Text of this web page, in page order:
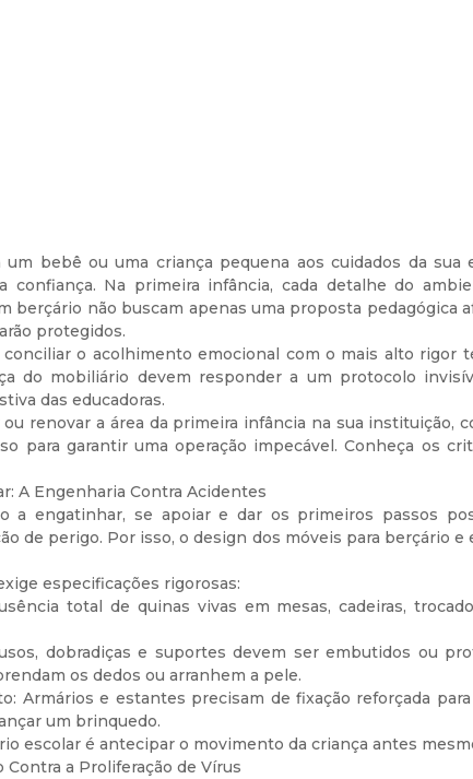
bebê ou uma criança pequena aos cuidados da sua
confiança. Na primeira infância, cada detalhe do
berçário não buscam apenas uma proposta pedagógica
protegidos.
o acolhimento emocional com o mais alto rigor
do mobiliário devem responder a um protocolo
das educadoras.
renovar a área da primeira infância na sua instituição,
para garantir uma operação impecável. Conheça os
A Engenharia Contra Acidentes
a engatinhar, se apoiar e dar os primeiros passos
de perigo. Por isso, o design dos móveis para berçário
especificações rigorosas:
total de quinas vivas em mesas, cadeiras,
dobradiças e suportes devem ser embutidos ou
os dedos ou arranhem a pele.
Armários e estantes precisam de fixação reforçada
um brinquedo.
escolar é antecipar o movimento da criança antes
Contra a Proliferação de Vírus